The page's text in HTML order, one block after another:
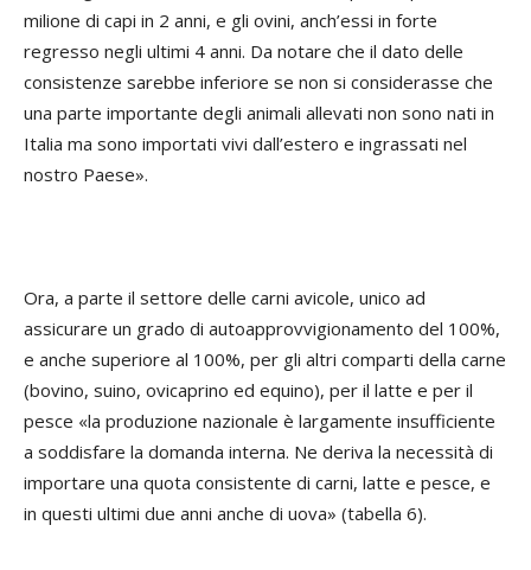
milione di capi in 2 anni, e gli ovini, anch’essi in forte
regresso negli ultimi 4 anni. Da notare che il dato delle
consistenze sarebbe inferiore se non si considerasse che
una parte importante degli animali allevati non sono nati in
Italia ma sono importati vivi dall’estero e ingrassati nel
nostro Paese».
Ora, a parte il settore delle carni avicole, unico ad
assicurare un grado di autoapprovvigionamento del 100%,
e anche superiore al 100%, per gli altri comparti della carne
(bovino, suino, ovicaprino ed equino), per il latte e per il
pesce «la produzione nazionale è largamente insufficiente
a soddisfare la domanda interna. Ne deriva la necessità di
importare una quota consistente di carni, latte e pesce, e
in questi ultimi due anni anche di uova» (tabella 6).